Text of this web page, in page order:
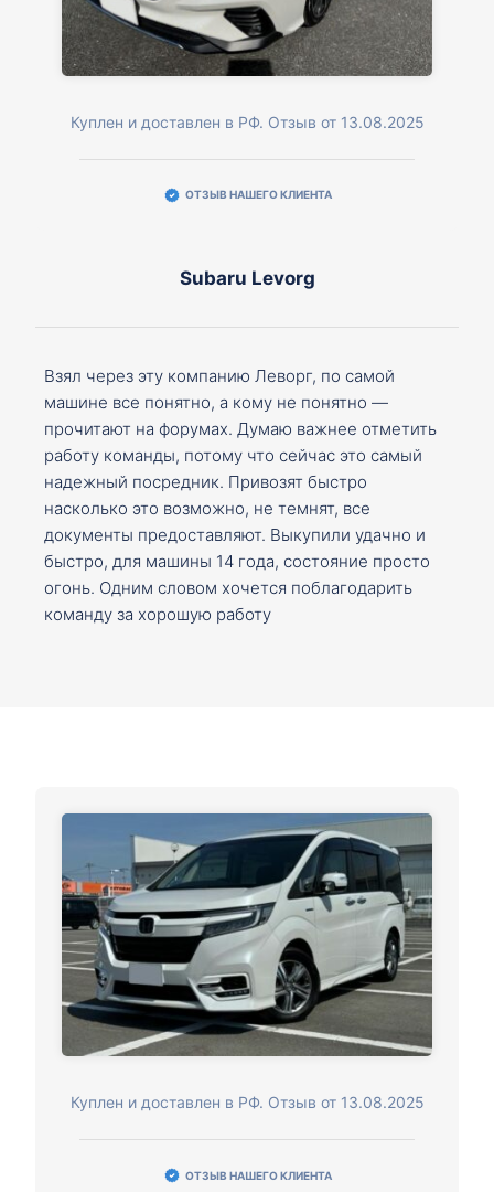
Куплен и доставлен в РФ. Отзыв от 13.08.2025
ОТЗЫВ НАШЕГО КЛИЕНТА
Subaru Levorg
Взял через эту компанию Леворг, по самой
машине все понятно, а кому не понятно —
прочитают на форумах. Думаю важнее отметить
работу команды, потому что сейчас это самый
надежный посредник. Привозят быстро
насколько это возможно, не темнят, все
документы предоставляют. Выкупили удачно и
быстро, для машины 14 года, состояние просто
огонь. Одним словом хочется поблагодарить
команду за хорошую работу
Куплен и доставлен в РФ. Отзыв от 13.08.2025
ОТЗЫВ НАШЕГО КЛИЕНТА